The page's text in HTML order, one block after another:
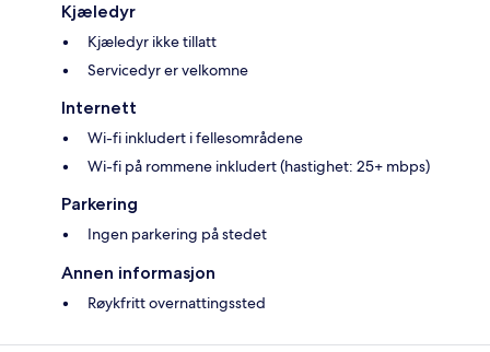
Kjæledyr
Kjæledyr ikke tillatt
Servicedyr er velkomne
Internett
Wi-fi inkludert i fellesområdene
Wi-fi på rommene inkludert (hastighet: 25+ mbps)
Parkering
Ingen parkering på stedet
Annen informasjon
Røykfritt overnattingssted